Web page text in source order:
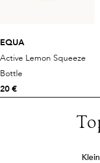
EQUA
Active Lemon Squeeze
Bottle
20 €